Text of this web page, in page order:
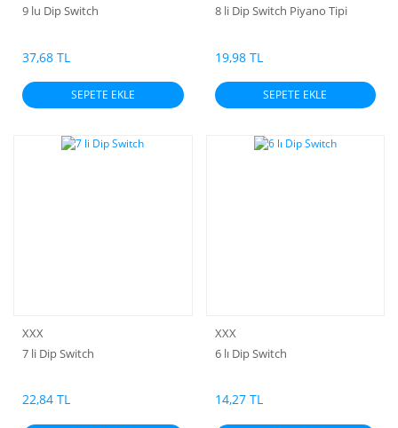
9 lu Dip Switch
37,68 TL
SEPETE EKLE
8 li Dip Switch Piyano Tipi
19,98 TL
SEPETE EKLE
XXX
7 li Dip Switch
22,84 TL
XXX
6 lı Dip Switch
14,27 TL